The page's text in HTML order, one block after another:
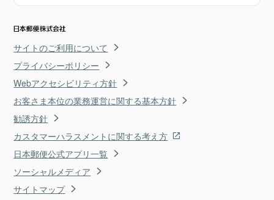
サイトのご利用について
プライバシーポリシー
Webアクセシビリティ方針
お客さま本位の業務運営に関する基本方針
勧誘方針
カスタマーハラスメントに関する考え方
日本郵便公式アプリ一覧
ソーシャルメディア
サイトマップ